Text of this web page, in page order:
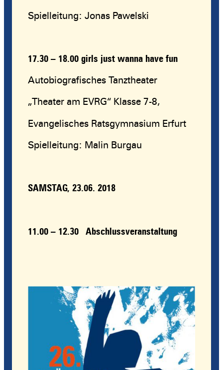
Spielleitung: Jonas Pawelski
17.30 – 18.00 girls just wanna have fun
Autobiografisches Tanztheater
„Theater am EVRG“ Klasse 7-8,
Evangelisches Ratsgymnasium Erfurt
Spielleitung: Malin Burgau
SAMSTAG, 23.06. 2018
11.00 – 12.30 Abschlussveranstaltung